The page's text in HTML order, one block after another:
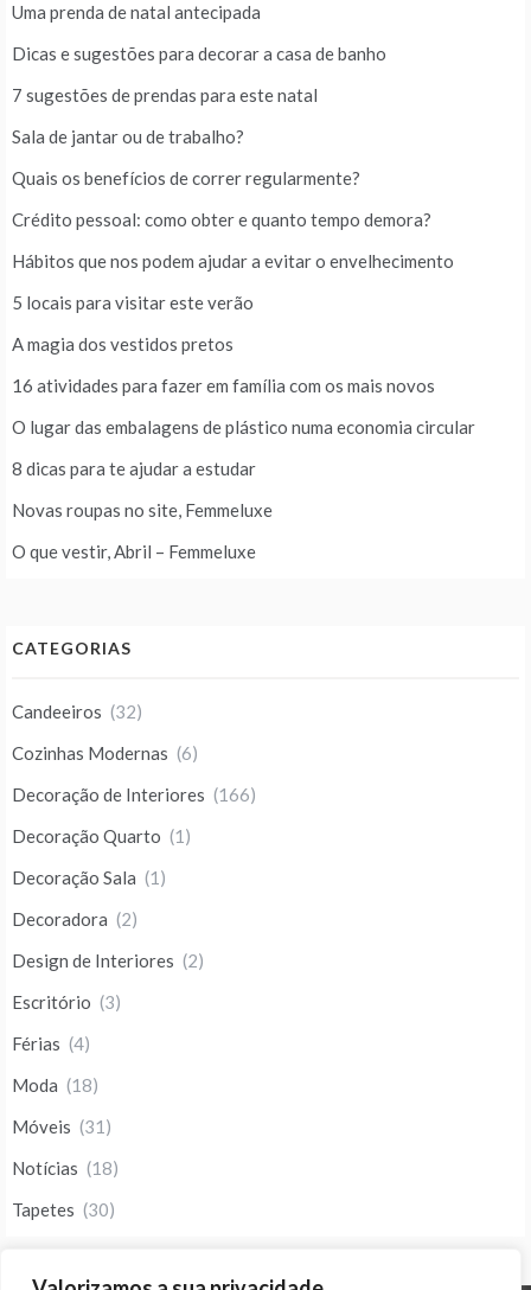
Uma prenda de natal antecipada
Dicas e sugestões para decorar a casa de banho
7 sugestões de prendas para este natal
Sala de jantar ou de trabalho?
Quais os benefícios de correr regularmente?
Crédito pessoal: como obter e quanto tempo demora?
Hábitos que nos podem ajudar a evitar o envelhecimento
5 locais para visitar este verão
A magia dos vestidos pretos
16 atividades para fazer em família com os mais novos
O lugar das embalagens de plástico numa economia circular
8 dicas para te ajudar a estudar
Novas roupas no site, Femmeluxe
O que vestir, Abril – Femmeluxe
CATEGORIAS
Candeeiros (32)
Cozinhas Modernas (6)
Decoração de Interiores (166)
Decoração Quarto (1)
Decoração Sala (1)
Decoradora (2)
Design de Interiores (2)
Escritório (3)
Férias (4)
Moda (18)
Móveis (31)
Notícias (18)
Tapetes (30)